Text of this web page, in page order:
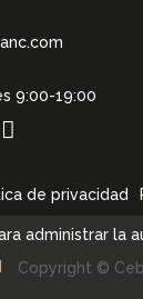
9:00-19:00
de privacidad
Copyright ©
administrar la